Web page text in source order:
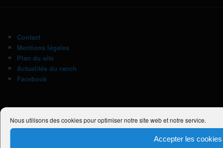
Nous utilisons des cookies pour optimiser notre site web et notre service.
Accepter les cookies
Contact
Mentions légales
Plan du site
Actualités du ranch
Facebook
Fièrement propulsé par WordPress